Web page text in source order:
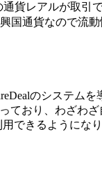
貨レアルが取
国通貨なので流
のシステム を
おり、わざわ
できるようになり